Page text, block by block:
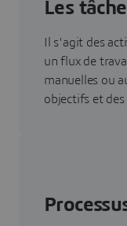
Les
Il s'agit des
un flux de
manuelles ou
objectifs et